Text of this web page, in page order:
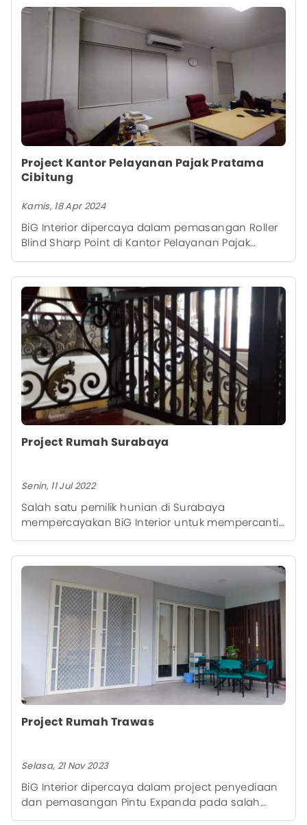
Project Kantor Pelayanan Pajak Pratama
Cibitung
Kamis, 18 Apr 2024
BiG Interior dipercaya dalam pemasangan Roller
Blind Sharp Point di Kantor Pelayanan Pajak
Pratama Cibitung.
Project Rumah Surabaya
Senin, 11 Jul 2022
Salah satu pemilik hunian di Surabaya
mempercayakan BiG Interior untuk mempercantik
pintu dengan Pintu teralis.
Project Rumah Trawas
Selasa, 21 Nov 2023
BiG Interior dipercaya dalam project penyediaan
dan pemasangan Pintu Expanda pada salah
satu rumah di Trawas, Mojokerto.